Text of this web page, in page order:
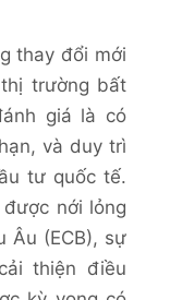
thay đổi mới
trường bất
giá là có
và duy trì
tư quốc tế.
nới lỏng
Âu (ECB), sự
thiện điều